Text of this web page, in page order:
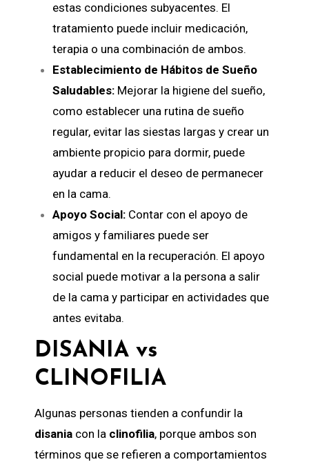
estas condiciones subyacentes. El
tratamiento puede incluir medicación,
terapia o una combinación de ambos.
Establecimiento de Hábitos de Sueño
Saludables: Mejorar la higiene del sueño,
como establecer una rutina de sueño
regular, evitar las siestas largas y crear un
ambiente propicio para dormir, puede
ayudar a reducir el deseo de permanecer
en la cama.
Apoyo Social: Contar con el apoyo de
amigos y familiares puede ser
fundamental en la recuperación. El apoyo
social puede motivar a la persona a salir
de la cama y participar en actividades que
antes evitaba.
DISANIA vs
CLINOFILIA
Algunas personas tienden a confundir la
disania con la clinofilia, porque ambos son
términos que se refieren a comportamientos